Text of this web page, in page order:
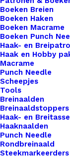
Boeken Breien
Boeken Haken
Boeken Macrame
Boeken Punch
Haak- en
Haak en Hobby
Macrame
Punch Needle
Scheepjes
Tools
Breinaalden
Breinaaldstoppers
Haak- en
Haaknaalden
Punch Needle
Rondbreinaald
Steekmarkeerders
Naaldgebruik
11 op voorraad
Scheepjes
Catona
Sweet
Orange
411
aantal